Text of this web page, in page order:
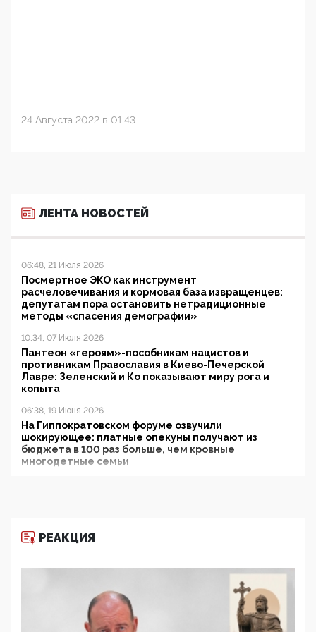
24 Августа 2022 в 01:43
ЛЕНТА НОВОСТЕЙ
06:48, 21 Июля 2026
Посмертное ЭКО как инструмент
расчеловечивания и кормовая база извращенцев:
депутатам пора остановить нетрадиционные
методы «спасения демографии»
10:34, 07 Июля 2026
Пантеон «героям»-пособникам нацистов и
противникам Православия в Киево-Печерской
Лавре: Зеленский и Ко показывают миру рога и
копыта
06:38, 19 Июня 2026
На Гиппократовском форуме озвучили
шокирующее: платные опекуны получают из
бюджета в 100 раз больше, чем кровные
многодетные семьи
11:53, 09 Июня 2026
деятельность ИИТО ЮНЕСКО в России, но
цифроглобалисты продолжают определять
повестку в образовании
09:43, 01 Июня 2026
РЕАКЦИЯ